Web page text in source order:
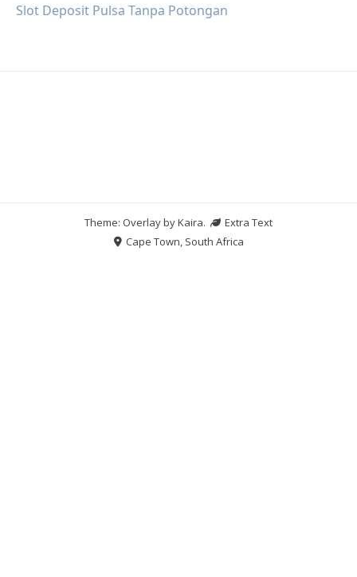
Slot Deposit Pulsa Tanpa Potongan
Theme: Overlay byKaira.
Extra Text
Cape Town, South Africa